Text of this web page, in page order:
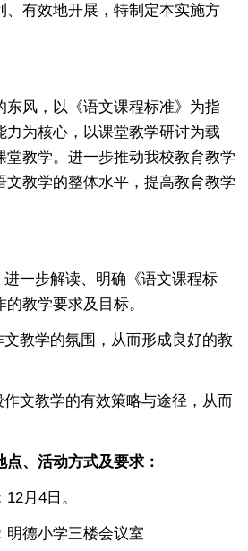
、有效地开展，特制定本实施方
风，以《语文课程标准》为指
力为核心，以课堂教学研讨为载
堂教学。进一步推动我校教育教学
文教学的整体水平，提高教育教学
一步解读、明确《语文课程标
教学要求及目标。
学的氛围，从而形成良好的教
文教学的有效策略与途径，从而
、活动方式及要求：
月4日。
德小学三楼会议室